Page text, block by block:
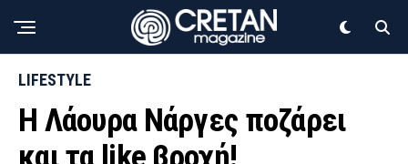
LIFESTYLE
Η Λάουρα Νάργες ποζάρει